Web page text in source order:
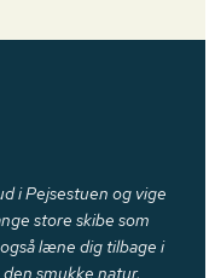
i Pejsestuen og vige
store skibe som
læne dig tilbage i
smukke natur,